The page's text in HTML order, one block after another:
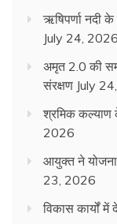
ऋषिपर्णा नदी के
July 24, 2026
अमृत 2.0 की
संरक्षण July
श्रमिक कल्याण
2026
आयुक्त ने
23, 2026
विकास कार्यों में